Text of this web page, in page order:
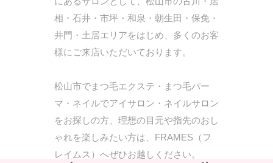
相・石井・市坪・和泉・朝生田・保免・
井門・土居エリアをはじめ、多くのお客
様にご来店いただいております。
松山市でまつ毛エクステ・まつ毛パー
マ・ネイルでアイサロン・ネイルサロン
をお探しの方、理想の目元や指先のおし
ゃれを楽しみたい方は、FRAMES（フ
レイムス）へぜひお越しください。